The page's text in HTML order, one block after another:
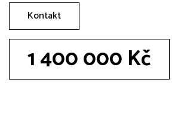
Kontakt
1 400 000 Kč